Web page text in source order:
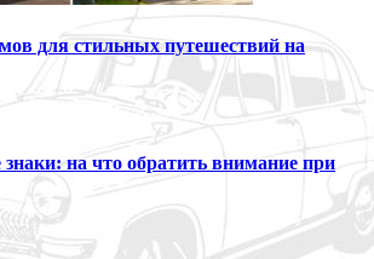
для стильных путешествий на
на что обратить внимание при